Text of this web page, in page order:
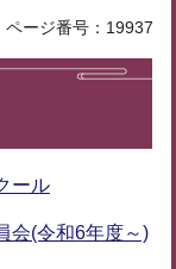
ページ番号：19937
ール
会(令和6年度～)